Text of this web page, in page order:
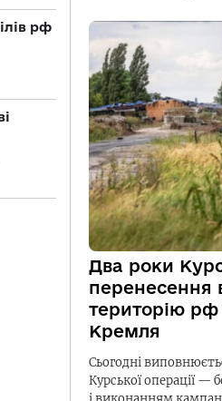
рф
Два роки
перенесення
територію рф
Кремля
Сьогодні
Курської операції —